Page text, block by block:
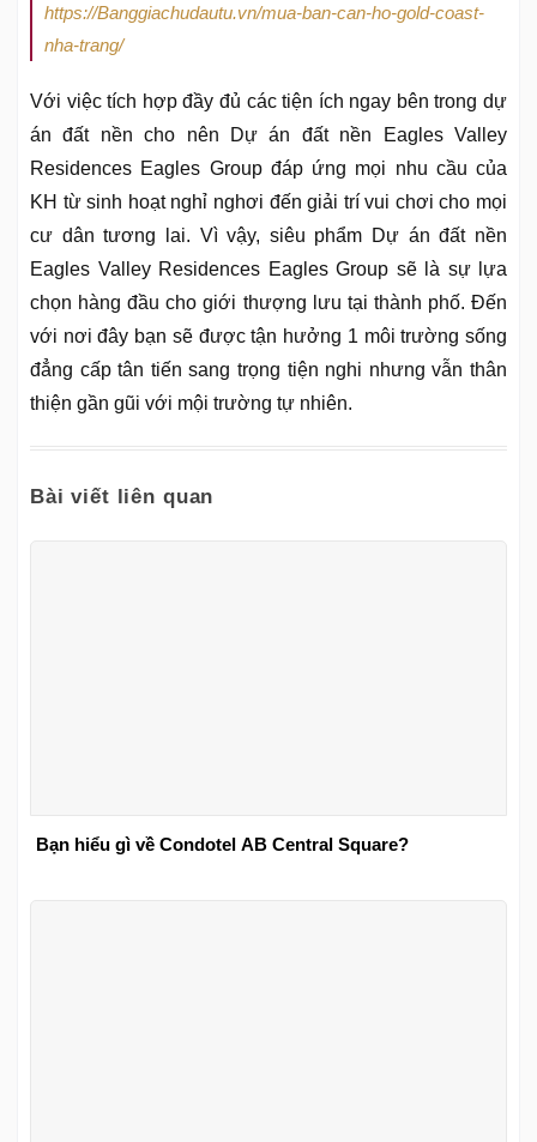
https://Banggiachudautu.vn/mua-ban-can-ho-gold-coast-
nha-trang/
Với việc tích hợp đầy đủ các tiện ích ngay bên trong dự
án đất nền cho nên Dự án đất nền Eagles Valley
Residences Eagles Group đáp ứng mọi nhu cầu của
KH từ sinh hoạt nghỉ nghơi đến giải trí vui chơi cho mọi
cư dân tương lai. Vì vậy, siêu phẩm Dự án đất nền
Eagles Valley Residences Eagles Group sẽ là sự lựa
chọn hàng đầu cho giới thượng lưu tại thành phố. Đến
với nơi đây bạn sẽ được tận hưởng 1 môi trường sống
đẳng cấp tân tiến sang trọng tiện nghi nhưng vẫn thân
thiện gần gũi với mội trường tự nhiên.
Bài viết liên quan
Bạn hiểu gì về Condotel AB Central Square?